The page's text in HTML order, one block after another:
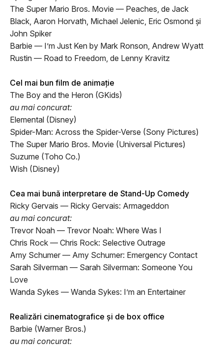
The Super Mario Bros. Movie — Peaches, de Jack
Black, Aaron Horvath, Michael Jelenic, Eric Osmond și
John Spiker
Barbie — I’m Just Ken by Mark Ronson, Andrew Wyatt
Rustin — Road to Freedom, de Lenny Kravitz
Cel mai bun film de animație
The Boy and the Heron (GKids)
au mai concurat:
Elemental (Disney)
Spider-Man: Across the Spider-Verse (Sony Pictures)
The Super Mario Bros. Movie (Universal Pictures)
Suzume (Toho Co.)
Wish (Disney)
Cea mai bună interpretare de Stand-Up Comedy
Ricky Gervais — Ricky Gervais: Armageddon
au mai concurat:
Trevor Noah — Trevor Noah: Where Was I
Chris Rock — Chris Rock: Selective Outrage
Amy Schumer — Amy Schumer: Emergency Contact
Sarah Silverman — Sarah Silverman: Someone You
Love
Wanda Sykes — Wanda Sykes: I’m an Entertainer
Realizări cinematografice și de box office
Barbie (Warner Bros.)
au mai concurat: